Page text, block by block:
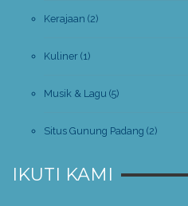
Kerajaan (2)
Kuliner (1)
Musik & Lagu (5)
Situs Gunung Padang (2)
IKUTI KAMI